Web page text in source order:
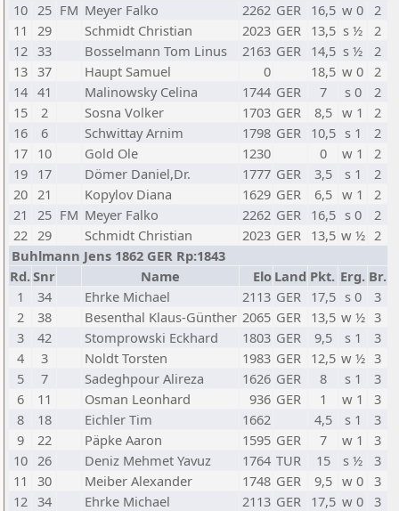
10 25 FM Meyer Falko 2262 GER 16,5 w 0
2
11
29 Schmidt Christian 2023 GER 13,5 s ½
2
12 33 Bosselmann Tom Linus 2163 GER 14,5 s ½
2
13 37 Haupt Samuel 0 18,5 w 0
2
14 41 Malinowsky Celina 1744 GER 7 s 0
2
15
2 Sosna Volker 1703 GER 8,5 w 1
2
16
6 Schwittay Arnim 1798 GER 10,5 s 1
2
17 10 Gold Ole 1230 0 w 1
2
19 17 Dömer Daniel,Dr. 1777 GER 3,5 s 1
2
20 21 Kopylov Diana 1629 GER 6,5 w 1
2
21
25 FM Meyer Falko 2262 GER 16,5 s 0
2
22 29 Schmidt Christian 2023 GER 13,5 w ½ 2
Buhlmann Jens 1862 GER Rp:1843
Rd.Snr Name Elo Land Pkt. Erg. Br.
1
34 Ehrke Michael 2113 GER 17,5 s 0
3
2
38 Besenthal Klaus-Günther 2065 GER 13,5 w ½ 3
3
42 Stomprowski Eckhard 1803 GER 9,5 s 1
3
4
3 Noldt Torsten 1983 GER 12,5 w ½ 3
5
7 Sadeghpour Alireza 1626 GER 8 s 1
3
6
11 Osman Leonhard 936 GER 1 w 1
3
8
18 Eichler Tim 1662 4,5 s 1
3
9
22 Päpke Aaron 1595 GER 7 w 1
3
10 26 Deniz Mehmet Yavuz 1764 TUR 15 s ½
3
11
30 Meiber Alexander 1748 GER 9,5 w 0
3
12 34 Ehrke Michael 2113 GER 17,5 w 0
3